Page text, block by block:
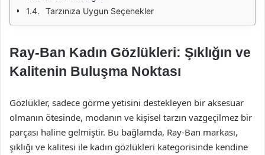
Tarzınıza Uygun Seçenekler
Ray-Ban Kadın Gözlükleri: Şıklığın ve
Kalitenin Buluşma Noktası
Gözlükler, sadece görme yetisini destekleyen bir aksesuar
olmanın ötesinde, modanın ve kişisel tarzın vazgeçilmez bir
parçası haline gelmiştir. Bu bağlamda, Ray-Ban markası,
şıklığı ve kalitesi ile kadın gözlükleri kategorisinde kendine